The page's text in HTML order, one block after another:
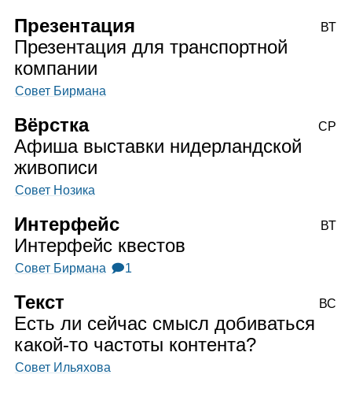
Презентация
Презентация для транспортной
компании
Совет Бирмана
ВТ
Вёрстка
Афиша выставки нидерландской
живописи
Совет Нозика
СР
Интерфейс
Интерфейс квестов
Совет Бирмана 🗩1
ВТ
Текст
Есть ли сейчас смысл добиваться
какой‑то частоты контента?
Совет Ильяхова
ВС